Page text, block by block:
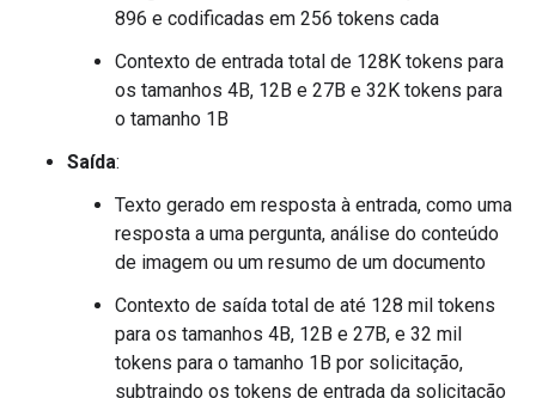
896 e codificadas em 256 tokens cada
Contexto de entrada total de 128K tokens para
os tamanhos 4B, 12B e 27B e 32K tokens para
o tamanho 1B
Saída:
Texto gerado em resposta à entrada, como uma
resposta a uma pergunta, análise do conteúdo
de imagem ou um resumo de um documento
Contexto de saída total de até 128 mil tokens
para os tamanhos 4B, 12B e 27B, e 32 mil
tokens para o tamanho 1B por solicitação,
subtraindo os tokens de entrada da solicitação